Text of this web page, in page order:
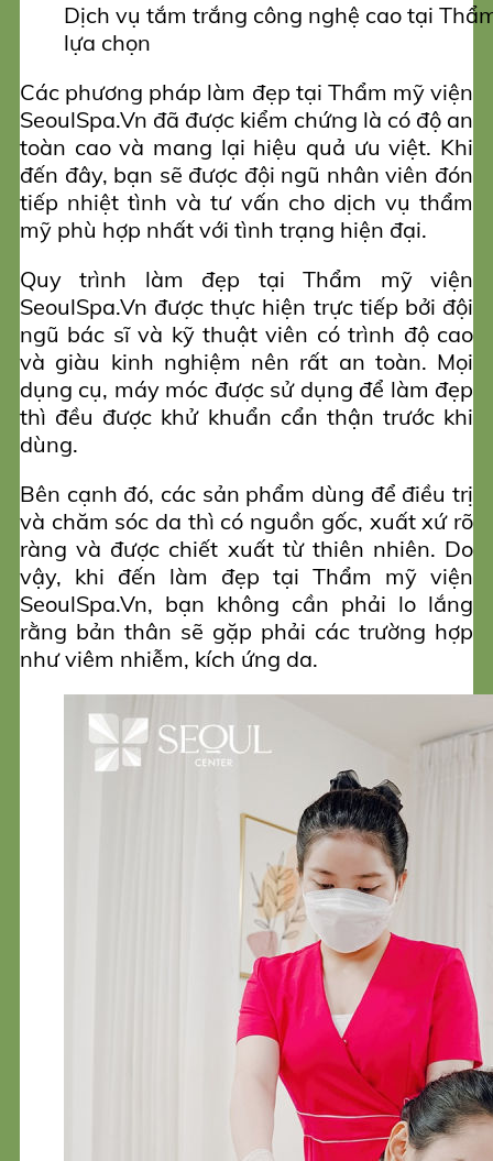
Dịch vụ tắm trắng công nghệ cao tại
lựa chọn
Các phương pháp làm đẹp tại Thẩm mỹ viện
SeoulSpa.Vn đã được kiểm chứng là có độ an
toàn cao và mang lại hiệu quả ưu việt. Khi
đến đây, bạn sẽ được đội ngũ nhân viên đón
tiếp nhiệt tình và tư vấn cho dịch vụ thẩm
mỹ phù hợp nhất với tình trạng hiện đại.
Quy trình làm đẹp tại Thẩm mỹ viện
SeoulSpa.Vn được thực hiện trực tiếp bởi đội
ngũ bác sĩ và kỹ thuật viên có trình độ cao
và giàu kinh nghiệm nên rất an toàn. Mọi
dụng cụ, máy móc được sử dụng để làm đẹp
thì đều được khử khuẩn cẩn thận trước khi
dùng.
Bên cạnh đó, các sản phẩm dùng để điều trị
và chăm sóc da thì có nguồn gốc, xuất xứ rõ
ràng và được chiết xuất từ thiên nhiên. Do
vậy, khi đến làm đẹp tại Thẩm mỹ viện
SeoulSpa.Vn, bạn không cần phải lo lắng
rằng bản thân sẽ gặp phải các trường hợp
như viêm nhiễm, kích ứng da.